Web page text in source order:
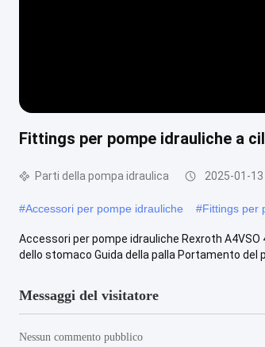
Fittings per pompe idrauliche a
Parti della pompa idraulica 2025-01-13
#Accessori per pompe idrauliche #Fittings per
Accessori per pompe idrauliche Rexroth
dello stomaco Guida della palla Portamento del
Messaggi del visitatore
Nessun commento pubblico